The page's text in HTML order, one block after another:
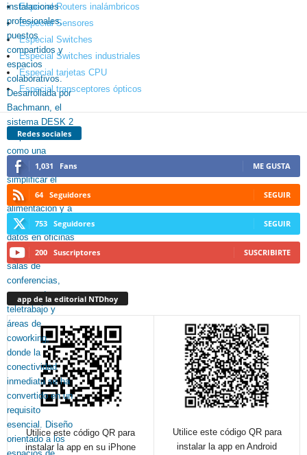
Especial Routers inalámbricos
Especial Sensores
Especial Switches
Especial Switches industriales
Especial tarjetas CPU
Especial transceptores ópticos
Redes sociales
1,031 Fans ME GUSTA
64 Seguidores SEGUIR
753 Seguidores SEGUIR
200 Suscriptores SUSCRIBIRTE
app de la editorial NTDhoy
Utilice este código QR para
instalar la app en su iPhone
Utilice este código QR para
instalar la app en Android